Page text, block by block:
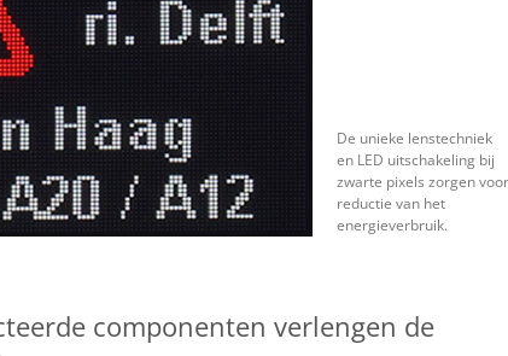
De unieke lenstechniek
en LED uitschakeling bij
zwarte pixels zorgen
reductie van het
energieverbruik.
componenten verlengen de